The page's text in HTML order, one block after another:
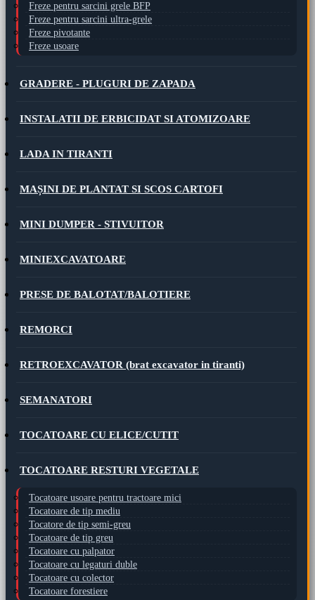
Freze pentru sarcini grele BFP
Freze pentru sarcini ultra-grele
Freze pivotante
Freze usoare
GRADERE - PLUGURI DE ZAPADA
INSTALATII DE ERBICIDAT SI ATOMIZOARE
LADA IN TIRANTI
MAȘINI DE PLANTAT SI SCOS CARTOFI
MINI DUMPER - STIVUITOR
MINIEXCAVATOARE
PRESE DE BALOTAT/BALOTIERE
REMORCI
RETROEXCAVATOR (brat excavator in tiranti)
SEMANATORI
TOCATOARE CU ELICE/CUTIT
TOCATOARE RESTURI VEGETALE
Tocatoare usoare pentru tractoare mici
Tocatoare de tip mediu
Tocatore de tip semi-greu
Tocatoare de tip greu
Tocatoare cu palpator
Tocatoare cu legaturi duble
Tocatoare cu colector
Tocatoare forestiere